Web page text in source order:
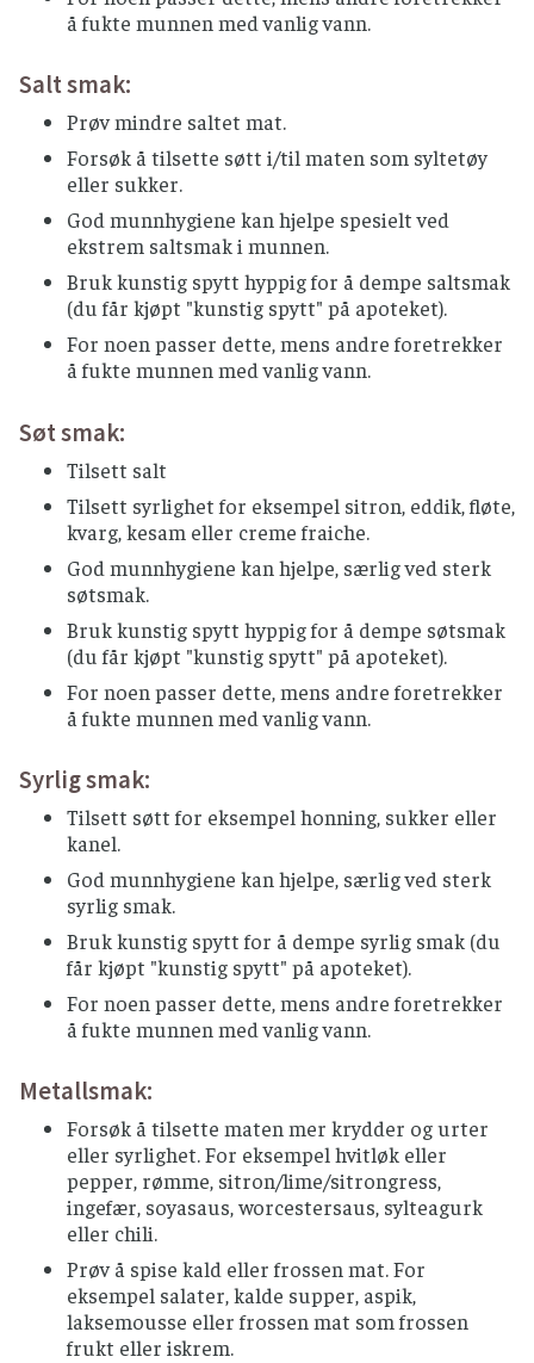
å fukte munnen med vanlig vann.
Salt smak:
Prøv mindre saltet mat.
Forsøk å tilsette søtt i/til maten som syltetøy
eller sukker.
God munnhygiene kan hjelpe spesielt ved
ekstrem saltsmak i munnen.
Bruk kunstig spytt hyppig for å dempe saltsmak
(du får kjøpt "kunstig spytt" på apoteket).
For noen passer dette, mens andre foretrekker
å fukte munnen med vanlig vann.
Søt smak:
Tilsett salt
Tilsett syrlighet for eksempel sitron, eddik, fløte,
kvarg, kesam eller creme fraiche.
God munnhygiene kan hjelpe, særlig ved sterk
søtsmak.
Bruk kunstig spytt hyppig for å dempe søtsmak
(du får kjøpt "kunstig spytt" på apoteket).
For noen passer dette, mens andre foretrekker
å fukte munnen med vanlig vann.
Syrlig smak:
Tilsett søtt for eksempel honning, sukker eller
kanel.
God munnhygiene kan hjelpe, særlig ved sterk
syrlig smak.
Bruk kunstig spytt for å dempe syrlig smak (du
får kjøpt "kunstig spytt" på apoteket).
For noen passer dette, mens andre foretrekker
å fukte munnen med vanlig vann.
Metallsmak:
Forsøk å tilsette maten mer krydder og urter
eller syrlighet. For eksempel hvitløk eller
pepper, rømme, sitron/lime/sitrongress,
ingefær, soyasaus, worcestersaus, sylteagurk
eller chili.
Prøv å spise kald eller frossen mat. For
eksempel salater, kalde supper, aspik,
laksemousse eller frossen mat som frossen
frukt eller iskrem.